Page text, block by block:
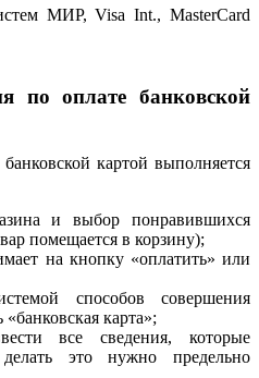
МИР, Visa Int., MasterCard
по оплате банковской
картой выполняется
и выбор понравившихся
помещается в корзину);
на кнопку «оплатить» или
способов совершения
карта»;
все сведения, которые
это нужно предельно